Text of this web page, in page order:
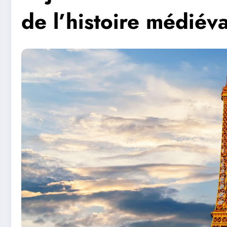
de l’histoire